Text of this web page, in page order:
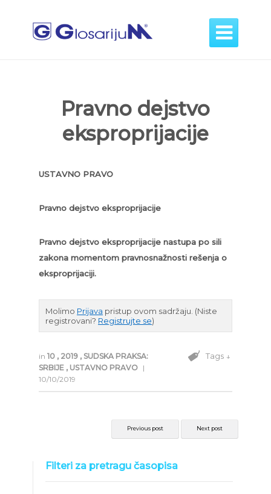

Pravno dejstvo
eksproprijacije
USTAVNO PRAVO
Pravno dejstvo eksproprijacije
Pravno dejstvo eksproprijacije nastupa po sili
zakona momentom pravnosnažnosti rešenja o
eksproprijaciji.
Molimo Prijava pristup ovom sadržaju. (Niste
registrovani? Registrujte se)
in 10 , 2019 , SUDSKA PRAKSA:
SRBIJE , USTAVNO PRAVO |
10/10/2019
Tags ↓
Previous post Next post
Filteri za pretragu časopisa